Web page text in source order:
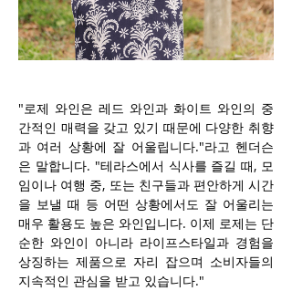
"로제 와인은 레드 와인과 화이트 와인의 중
간적인 매력을 갖고 있기 때문에 다양한 취향
과 여러 상황에 잘 어울립니다."라고 헨더슨
은 말합니다. "테라스에서 식사를 즐길 때, 모
임이나 여행 중, 또는 친구들과 편안하게 시간
을 보낼 때 등 어떤 상황에서도 잘 어울리는
매우 활용도 높은 와인입니다. 이제 로제는 단
순한 와인이 아니라 라이프스타일과 경험을
상징하는 제품으로 자리 잡으며 소비자들의
지속적인 관심을 받고 있습니다."